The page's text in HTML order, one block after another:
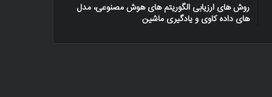
روش های ارزیابی الگوریتم های هوش مصنوعی، مدل
های داده کاوی و یادگیری ماشین